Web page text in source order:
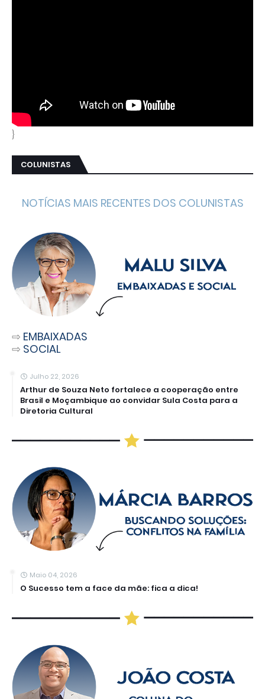
}
COLUNISTAS
NOTÍCIAS MAIS RECENTES DOS COLUNISTAS
⇨ EMBAIXADAS
⇨ SOCIAL
Julho 22, 2026
Arthur de Souza Neto fortalece a cooperação entre
Brasil e Moçambique ao convidar Sula Costa para a
Diretoria Cultural
Maio 04, 2026
O Sucesso tem a face da mãe: fica a dica!